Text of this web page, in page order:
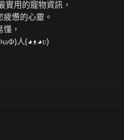
實用的寵物資訊，
憊的心靈。
，
人(◕ᴥ◕ʋ)